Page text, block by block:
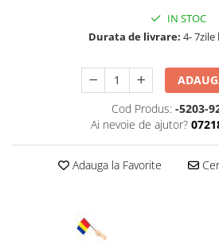
IN STOC
Durata de livrare: 4-
Cod Produs: -5203-
Ai nevoie de ajutor?
Adauga la Favorite